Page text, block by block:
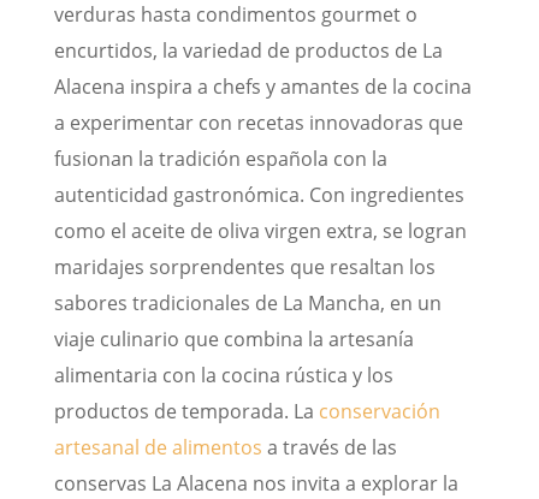
verduras hasta condimentos gourmet o
encurtidos, la variedad de productos de La
Alacena inspira a chefs y amantes de la cocina
a experimentar con recetas innovadoras que
fusionan la tradición española con la
autenticidad gastronómica. Con ingredientes
como el aceite de oliva virgen extra, se logran
maridajes sorprendentes que resaltan los
sabores tradicionales de La Mancha, en un
viaje culinario que combina la artesanía
alimentaria con la cocina rústica y los
productos de temporada. La conservación
artesanal de alimentos a través de las
conservas La Alacena nos invita a explorar la